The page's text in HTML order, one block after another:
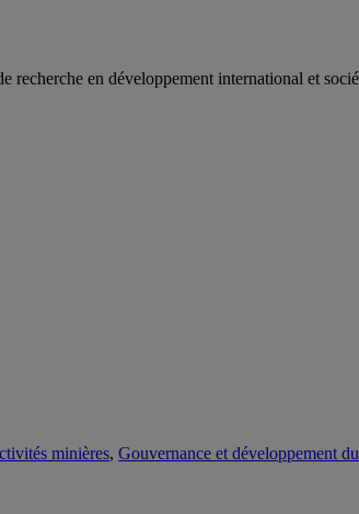
recherche en développement international et
minières, Gouvernance et développement